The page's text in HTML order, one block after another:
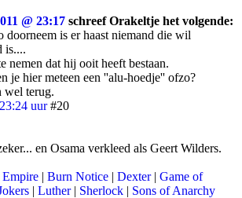
@ 23:17 schreef Orakeltje het volgende:
doorneem is er haast niemand die wil
is....
nemen dat hij ooit heeft bestaan.
je hier meteen een ''alu-hoedje'' ofzo?
wel terug.
uur #20
en Osama verkleed als Geert Wilders.
| Burn Notice | Dexter| Game of
| Luther| Sherlock | Sons of Anarchy